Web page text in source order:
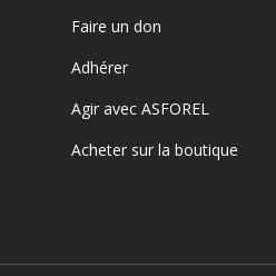
Faire un don
Adhérer
Agir avec ASFOREL
Acheter sur la boutique